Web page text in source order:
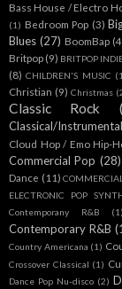
Bass House / Electro
(1) Bedroom Pop (3)
Blues (27) BoomBap
Britpop (9) BRITPOP
(8) CHILDREN'S MUSIC
Christian (9) Christmas
Classic Rock
Classical/Instrumental
Cloud Hop / Emo Hip-
Commercial Pop (28)
Dance (11)
ELECTRONIC POP
Contemporany R&B (1)
Contemporary R&B
Country Americana (1)
Crossover Classical (1)
Dance Pop Nu-disco (2)